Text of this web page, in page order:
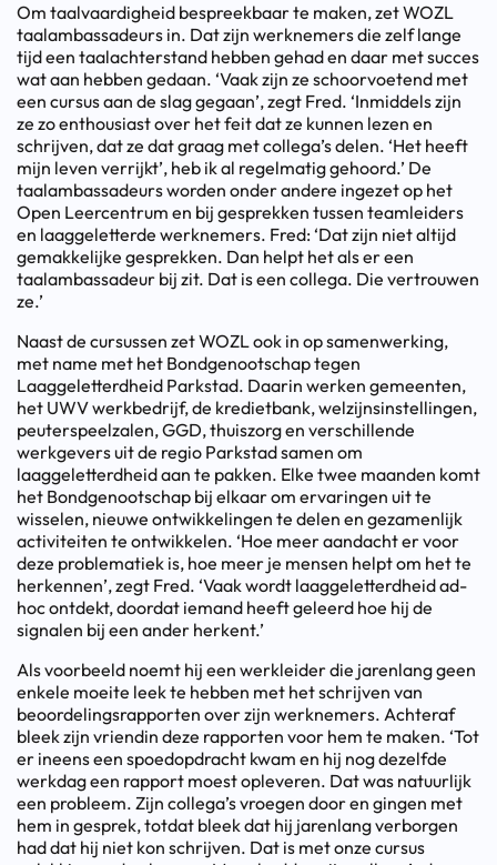
Om taalvaardigheid bespreekbaar te maken, zet WOZL
taalambassadeurs in. Dat zijn werknemers die zelf lange
tijd een taalachterstand hebben gehad en daar met succes
wat aan hebben gedaan. ‘Vaak zijn ze schoorvoetend met
een cursus aan de slag gegaan’, zegt Fred. ‘Inmiddels zijn
ze zo enthousiast over het feit dat ze kunnen lezen en
schrijven, dat ze dat graag met collega’s delen. ‘Het heeft
mijn leven verrijkt’, heb ik al regelmatig gehoord.’ De
taalambassadeurs worden onder andere ingezet op het
Open Leercentrum en bij gesprekken tussen teamleiders
en laaggeletterde werknemers. Fred: ‘Dat zijn niet altijd
gemakkelijke gesprekken. Dan helpt het als er een
taalambassadeur bij zit. Dat is een collega. Die vertrouwen
ze.’
Naast de cursussen zet WOZL ook in op samenwerking,
met name met het Bondgenootschap tegen
Laaggeletterdheid Parkstad. Daarin werken gemeenten,
het UWV werkbedrijf, de kredietbank, welzijnsinstellingen,
peuterspeelzalen, GGD, thuiszorg en verschillende
werkgevers uit de regio Parkstad samen om
laaggeletterdheid aan te pakken. Elke twee maanden komt
het Bondgenootschap bij elkaar om ervaringen uit te
wisselen, nieuwe ontwikkelingen te delen en gezamenlijk
activiteiten te ontwikkelen. ‘Hoe meer aandacht er voor
deze problematiek is, hoe meer je mensen helpt om het te
herkennen’, zegt Fred. ‘Vaak wordt laaggeletterdheid ad-
hoc ontdekt, doordat iemand heeft geleerd hoe hij de
signalen bij een ander herkent.’
Als voorbeeld noemt hij een werkleider die jarenlang geen
enkele moeite leek te hebben met het schrijven van
beoordelingsrapporten over zijn werknemers. Achteraf
bleek zijn vriendin deze rapporten voor hem te maken. ‘Tot
er ineens een spoedopdracht kwam en hij nog dezelfde
werkdag een rapport moest opleveren. Dat was natuurlijk
een probleem. Zijn collega’s vroegen door en gingen met
hem in gesprek, totdat bleek dat hij jarenlang verborgen
had dat hij niet kon schrijven. Dat is met onze cursus